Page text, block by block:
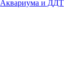
Аквариума и ДДТ